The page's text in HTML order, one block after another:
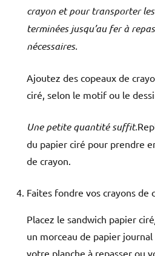
crayon et pour transporter
terminées jusqu’au fer à
nécessaires.
Ajoutez des copeaux de
ciré, selon le motif ou le
Une petite quantité suffit.
du papier ciré pour prendre
de crayon.
Faites fondre vos crayons de
Placez le sandwich papier
un morceau de papier
votre planche à repasser ou